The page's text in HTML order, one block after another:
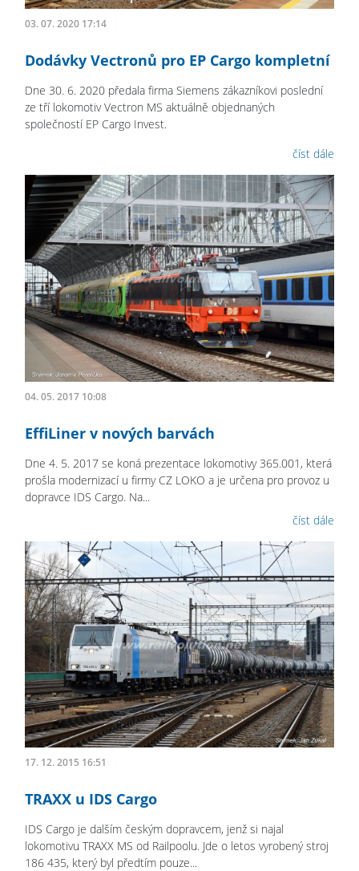
03. 07. 2020 17:14
Dodávky Vectronů pro EP Cargo kompletní
Dne 30. 6. 2020 předala firma Siemens zákazníkovi poslední
ze tří lokomotiv Vectron MS aktuálně objednaných
společností EP Cargo Invest.
číst dále
04. 05. 2017 10:08
EffiLiner v nových barvách
Dne 4. 5. 2017 se koná prezentace lokomotivy 365.001, která
prošla modernizací u firmy CZ LOKO a je určena pro provoz u
dopravce IDS Cargo. Na...
číst dále
17. 12. 2015 16:51
TRAXX u IDS Cargo
IDS Cargo je dalším českým dopravcem, jenž si najal
lokomotivu TRAXX MS od Railpoolu. Jde o letos vyrobený stroj
186 435, který byl předtím pouze...